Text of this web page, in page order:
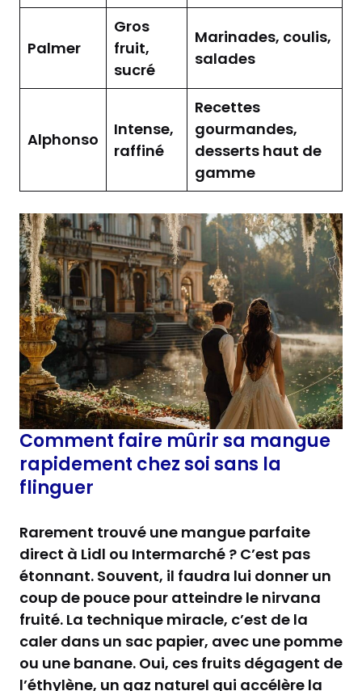
Palmer
Gros
fruit,
sucré
Marinades, coulis,
salades
Alphonso
Intense,
raffiné
Recettes
gourmandes,
desserts haut de
gamme
Comment faire mûrir sa mangue
rapidement chez soi sans la
flinguer
Rarement trouvé une mangue parfaite
direct à Lidl ou Intermarché ? C’est pas
étonnant. Souvent, il faudra lui donner un
coup de pouce pour atteindre le nirvana
fruité. La technique miracle, c’est de la
caler dans un sac papier, avec une pomme
ou une banane. Oui, ces fruits dégagent de
l’éthylène, un gaz naturel qui accélère la